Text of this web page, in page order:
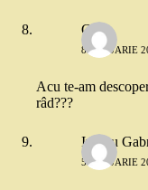
Geno
8 IANUARIE
Acu te-am
râd???
Ivascu
5 IANUARIE